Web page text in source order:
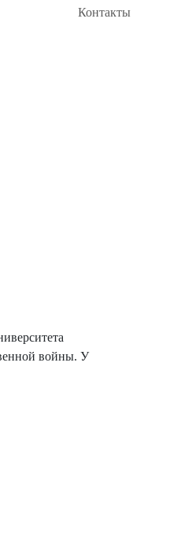
Контакты
войны. У